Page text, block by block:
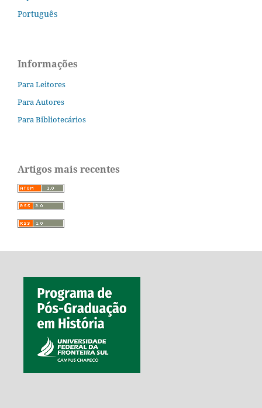
Português
Informações
Para Leitores
Para Autores
Para Bibliotecários
Artigos mais recentes